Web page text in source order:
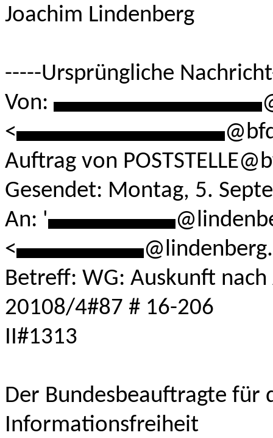
Joachim Lindenberg
-----Ursprüngliche
Von: ******************
<******************
Auftrag von
Gesendet: Montag, 5.
An: '***********
<***********
Betreff: WG: Auskunft nach
20108/4#87 # 16-206
II#1313
Der Bundesbeauftragte für
Informationsfreiheit